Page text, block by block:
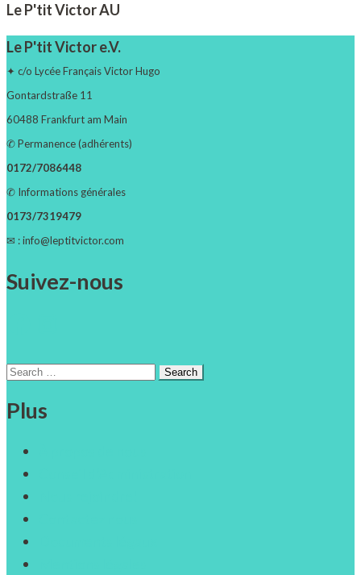
Le P'tit Victor AU
Le P'tit Victor e.V.
✦ c/o Lycée Français Victor Hugo
Gontardstraße 11
60488 Frankfurt am Main
✆ Permanence (adhérents)
0172/7086448
✆ Informations générales
0173/7319479
✉ : info@leptitvictor.com
Suivez-nous
Search
Plus